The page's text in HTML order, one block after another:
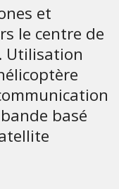
et
le centre de
Utilisation
basé